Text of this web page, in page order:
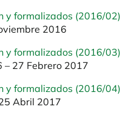
y formalizados (2016/02)
2016
y formalizados (2016/03)
– 27 Febrero 2017
y formalizados (2016/04)
Abril 2017